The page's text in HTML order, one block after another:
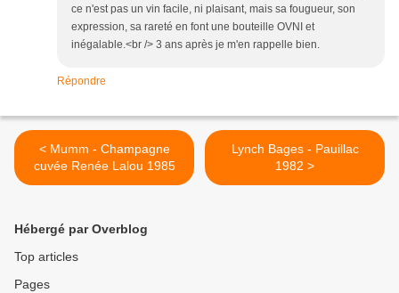
ce n'est pas un vin facile, ni plaisant, mais sa fougueur, son
expression, sa rareté en font une bouteille OVNI et
inégalable.<br /> 3 ans après je m'en rappelle bien.
Répondre
< Mumm - Champagne
cuvée Renée Lalou 1985
Lynch Bages - Pauillac
1982 >
Hébergé par Overblog
Top articles
Pages